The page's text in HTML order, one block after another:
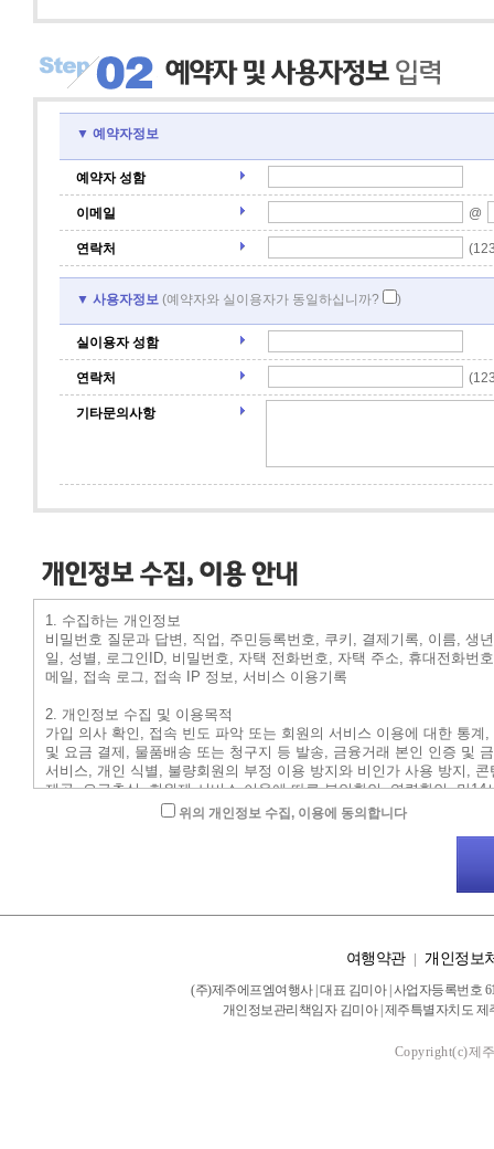
▼ 예약자정보
예약자 성함
이메일 @
연락처
▼ 사용자정보 (예약자와 실이용자가 동일하십니까? )
실이용자 성함
연락처
기타문의사항
위의 개인정보 수집, 이용에 동의합니다
여행약관| 개인정보
(주)제주에프엠여행사 | 대표 김미아 | 사업자등록번호
개인정보관리책임자 김미아 | 제주특별자치도 제
Copyright(c)제